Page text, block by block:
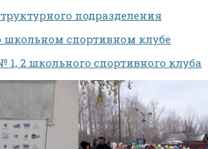
подразделения
школьном спортивном клубе
2 школьного спортивного клуба